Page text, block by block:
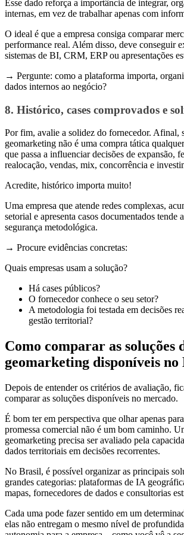
Esse dado reforça a importância de integrar,
internas, em vez de trabalhar apenas com
O ideal é que a empresa consiga comparar
performance real. Além disso, deve conseguir
sistemas de BI, CRM, ERP ou apresentações
→ Pergunte: como a plataforma importa,
dados internos ao negócio?
8. Histórico, cases comprovados e
Por fim, avalie a solidez do fornecedor. Afinal,
geomarketing não é uma compra tática
que passa a influenciar decisões de expansão,
realocação, vendas, mix, concorrência e
Acredite, histórico importa muito!
Uma empresa que atende redes complexas,
setorial e apresenta casos documentados tende
segurança metodológica.
→ Procure evidências concretas:
Quais empresas usam a solução?
Há cases públicos?
O fornecedor conhece o seu setor?
A metodologia foi testada em decisões
gestão territorial?
Como comparar as soluções
geomarketing disponíveis
Depois de entender os critérios de avaliação,
comparar as soluções disponíveis no mercado.
É bom ter em perspectiva que olhar apenas
promessa comercial não é um bom caminho.
geomarketing precisa ser avaliado pela
dados territoriais em decisões recorrentes.
No Brasil, é possível organizar as principais
grandes categorias: plataformas de IA
mapas, fornecedores de dados e consultorias
Cada uma pode fazer sentido em um
elas não entregam o mesmo nível de